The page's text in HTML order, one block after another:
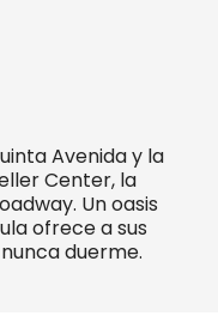
Avenida y la
Center, la
Un oasis
ofrece a sus
duerme.